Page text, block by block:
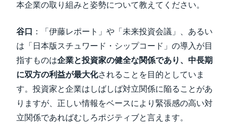
本企業の取り組みと姿勢について教えてください。
谷口
：「伊藤レポート」や「未来投資会議」、あるい
は「日本版スチュワード・シップコード」の導入が目
指すものは企業と投資家の健全な関係であり、中長期
に双方の利益が最大化されることを目的としていま
す。投資家と企業はしばしば対立関係に陥ることがあ
りますが、正しい情報をベースにより緊張感の高い対
立関係であればむしろポジティブと言えます。